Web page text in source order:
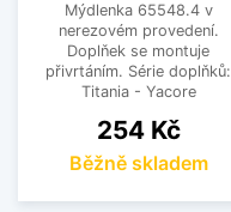
Mýdlenka 65548.4 v
nerezovém provedení.
Doplňek se montuje
přivrtáním. Série doplňků:
Titania - Yacore
Cena
254 Kč
Běžně skladem